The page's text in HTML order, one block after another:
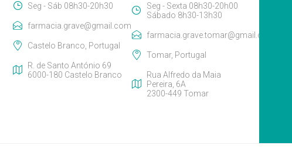
Seg - Sáb 08h30-20h30
farmacia.grave@gmail.com
Castelo Branco, Portugal
R. de Santo António 69
6000-180 Castelo Branco
Seg - Sexta 08h30-20h00
Sábado 8h30-13h30
farmacia.grave.tomar@gmail.com
Tomar, Portugal
Rua Alfredo da Maia
Pereira, 6A
2300-449 Tomar